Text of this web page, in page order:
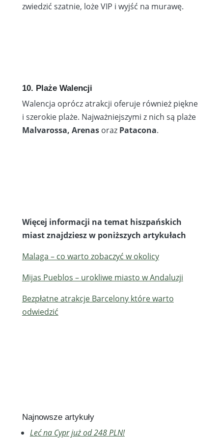
zwiedzić szatnie, loże VIP i wyjść na murawę.
10. Plaże Walencji
Walencja oprócz atrakcji oferuje również piękne
i szerokie plaże. Najważniejszymi z nich są plaże
Malvarossa, Arenas orazPatacona.
Więcej informacji na temat hiszpańskich
miast znajdziesz w poniższych artykułach
Malaga – co warto zobaczyć w okolicy
Mijas Pueblos – urokliwe miasto w Andaluzji
Bezpłatne atrakcje Barcelony które warto
odwiedzić
Najnowsze artykuły
Leć na Cypr już od 248 PLN!